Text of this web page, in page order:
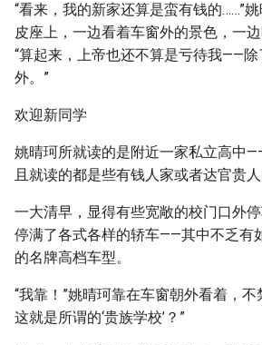
“看来，我的新家还算是蛮有钱的……”
皮座上，一边看着车窗外的景色，一
“算起来，上帝也还不算是亏待我——除
外。”
欢迎新同学
姚晴珂所就读的是附近一家私立高中
且就读的都是些有钱人家或者达官贵人
一大清早，显得有些宽敞的校门口外
停满了各式各样的轿车——其中不乏有
的名牌高档车型。
“我靠！”姚晴珂靠在车窗朝外看着，不
这就是所谓的‘贵族学校’？”